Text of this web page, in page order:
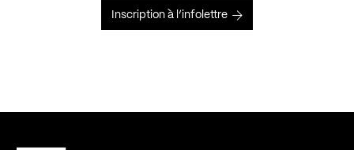
Inscription à l’infolettre